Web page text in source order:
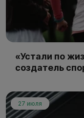
«Устали по
создатель
27 июля